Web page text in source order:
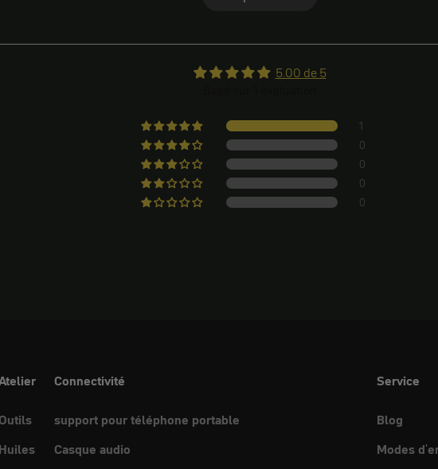
5.00 de 5
1
0
0
0
0
Outils
Huiles
Connectivité
support pour téléphone portable
Casque audio
Service
Blog
Modes